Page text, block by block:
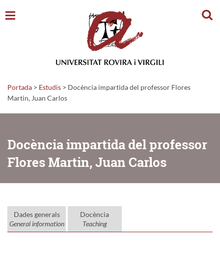
Portada > Estudis > Docència impartida del professor Flores
Martin, Juan Carlos
Docència impartida del professor
Flores Martin, Juan Carlos
Dades generals
General information
Docència
Teaching